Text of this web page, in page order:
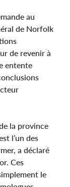
au
de Norfolk
de revenir à
entente
la province
l’un des
a déclaré
Ces
le